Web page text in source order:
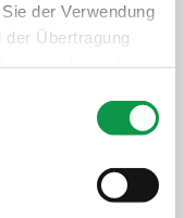
der Verwendung
Übertragung
ist freiwillig
zu Ihren
und Sommer